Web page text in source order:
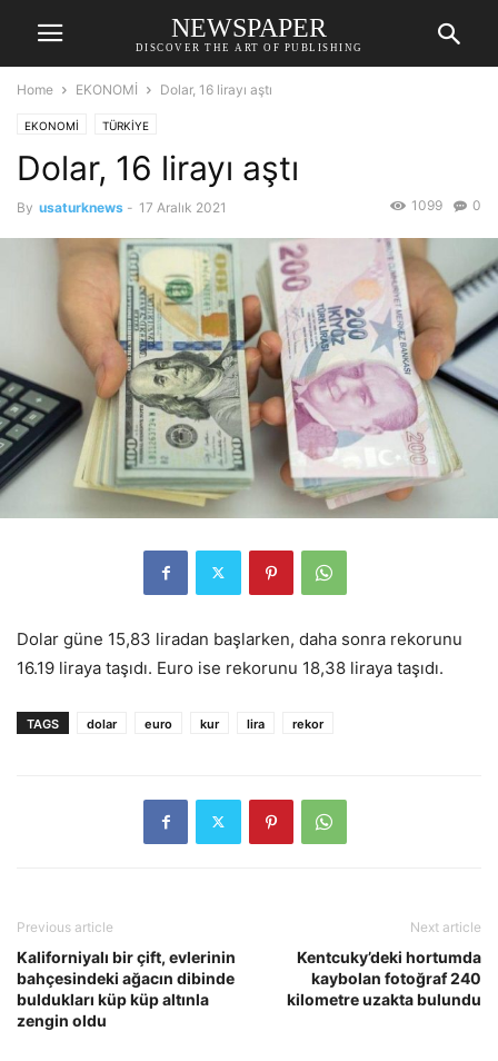
NEWSPAPER
DISCOVER THE ART OF PUBLISHING
Home EKONOMİ Dolar, 16 lirayı aştı
EKONOMİ TÜRKİYE
Dolar, 16 lirayı aştı
By usaturknews - 17 Aralık 2021 0
1099
Dolar güne 15,83 liradan başlarken, daha sonra rekorunu
16.19 liraya taşıdı. Euro ise rekorunu 18,38 liraya taşıdı.
TAGS dolar euro kur lira rekor
Previous article
Kaliforniyalı bir çift, evlerinin
bahçesindeki ağacın dibinde
buldukları küp küp altınla
zengin oldu
Next article
Kentcuky’deki hortumda
kaybolan fotoğraf 240
kilometre uzakta bulundu